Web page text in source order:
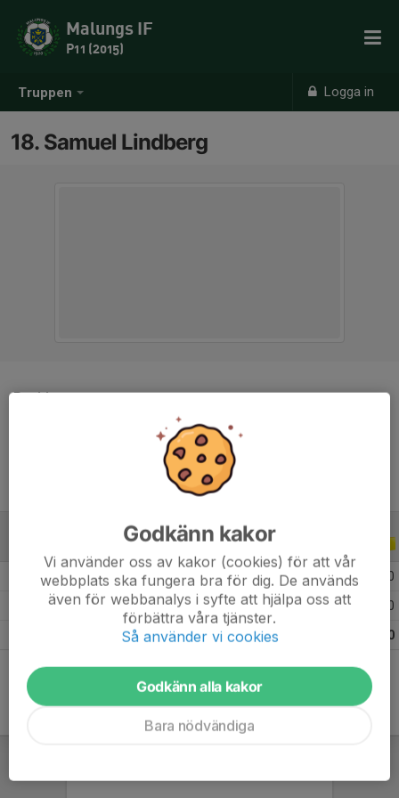
Truppen Logga in
Malungs IF
P11 (2015)
18. Samuel Lindberg
Position
-
10 år
ALLA ÅR
2026 5 0 0 0
10 0 0
0
Godkänn kakor
Vi använder oss av kakor (cookies) för att vår
webbplats ska fungera bra för dig. De används
även för webbanalys i syfte att hjälpa oss att
förbättra våra tjänster.
Så använder vi cookies
Godkänn alla kakor
Bara nödvändiga